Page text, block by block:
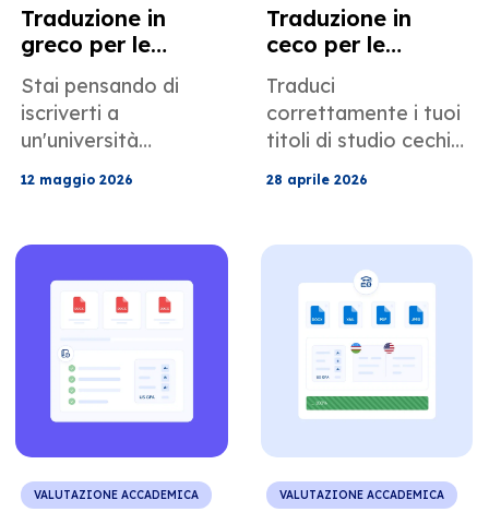
Traduzione in
greco per le
ammissioni a
college e corsi di
laurea
specialistica negli
Stati Uniti
Stai pensando di
iscriverti a
un'università
statunitense pur
essendo in Grecia?
certificate dal greco
all'inglese per
Apolytirion, diplomi,
valutazione e
documenti
accademici pronti
12 maggio 2026
Traduzione in
ceco per le
domande di
trasferimento alle
università
statunitensi
Traduci
correttamente i tuoi
titoli di studio cechi
per il trasferimento
in un'università
la conversione da
crediti ECTS a crediti
statunitensi, gli errori
più comuni e come
una traduzione
certificata velocizza
l'approvazione.
28 aprile 2026
VALUTAZIONE ACCADEMICA VALUTAZIONE ACCADEMICA